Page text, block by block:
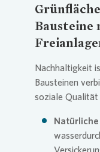
Bausteine
Nachhaltigkeit
Bausteinen
soziale Qualität